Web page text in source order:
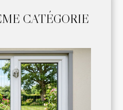
CATÉGORIE